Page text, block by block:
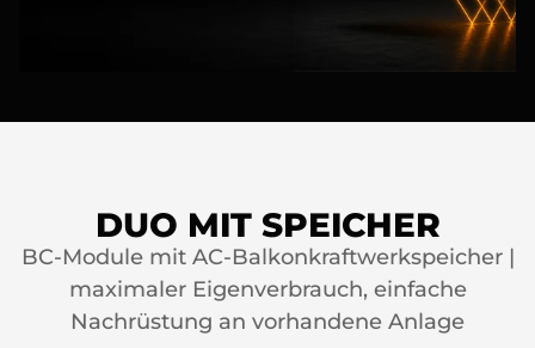
DUO MIT SPEICHER
BC-Module mit AC-Balkonkraftwerkspeicher |
maximaler Eigenverbrauch, einfache
Nachrüstung an vorhandene Anlage